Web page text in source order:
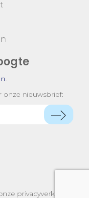
.
onze nieuwsbrief:
privacyverklaring